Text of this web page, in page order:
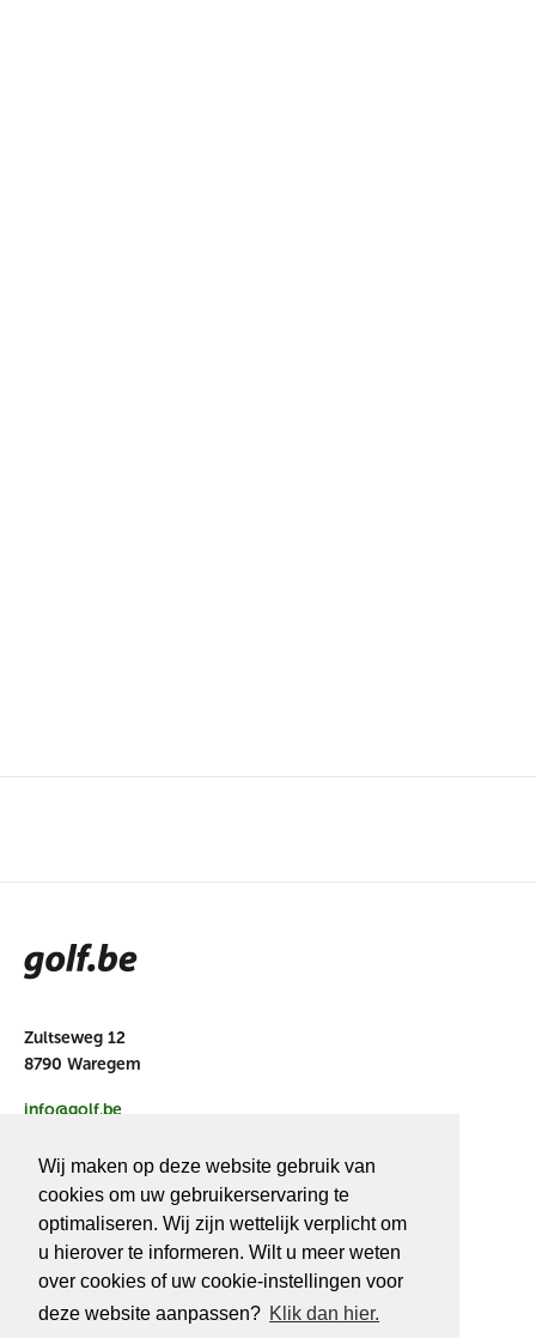
Wij maken op deze website gebruik van
cookies om uw gebruikerservaring te
optimaliseren. Wij zijn wettelijk verplicht om
u hierover te informeren. Wilt u meer weten
over cookies of uw cookie-instellingen voor
deze website aanpassen? Klik dan hier.
Zultseweg 12
8790 Waregem
info@golf.be
BE 0466527339
OVERGOLF.BE
Golf.be voordelen